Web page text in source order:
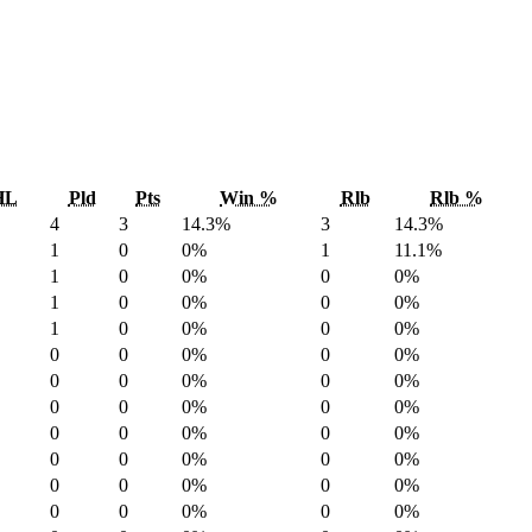
Pld Pts Win % Rlb
Rlb %
4
3 14.3% 3
14.3%
1
0 0% 1
11.1%
1
0 0% 0
0%
1
0 0% 0
0%
1
0 0% 0
0%
0
0 0% 0
0%
0
0 0% 0
0%
0
0 0% 0
0%
0
0 0% 0
0%
0
0 0% 0
0%
0
0 0% 0
0%
0
0 0% 0
0%